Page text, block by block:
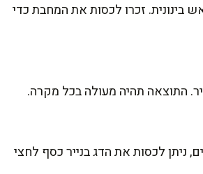
עם מעט שמן זית ובשלו כל צד של הדג כ-4-5 דקות על אש בינונית. זכרו לכסות את המחבת כדי
התוצאה תהיה מעולה בכל מקרה.
ניתן לכסות את הדג בנייר כסף לחצי